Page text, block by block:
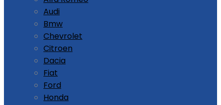
Audi
Bmw
Chevrolet
Citroen
Dacia
Fiat
Ford
Honda